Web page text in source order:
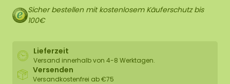
Sicher bestellen mit kostenlosem Käuferschutz bis
100€
Lieferzeit
Versand innerhalb von 4-8 Werktagen.
Versenden
Versandkostenfrei ab €75